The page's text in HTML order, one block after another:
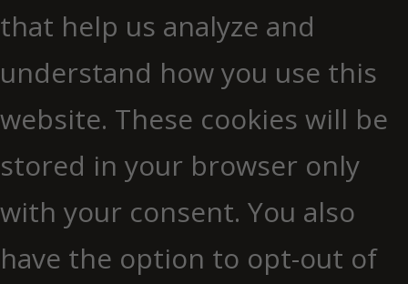
that help us analyze and
understand how you use this
website. These cookies will be
stored in your browser only
with your consent. You also
have the option to opt-out of